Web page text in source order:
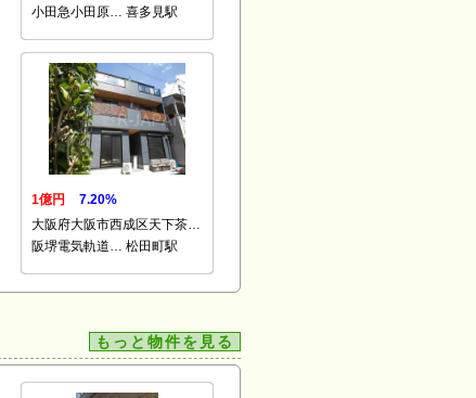
小田急小田原… 喜多見駅
1億円
7.20%
大阪府大阪市西成区天下茶…
阪堺電気軌道… 松田町駅
もっと物件を見る